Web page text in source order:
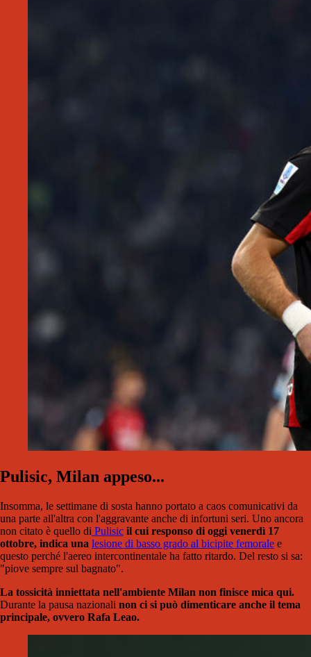
Pulisic, Milan appeso...
Insomma, le settimane di sosta hanno portato a caos comunicativi da
una parte all'altra con l'aggravante anche di infortuni seri. Uno ancora
non citato è quello di Pulisic il cui responso di oggi venerdì 17
ottobre, indica una lesione di basso grado al bicipite femorale e
questo perché l'aereo intercontinentale ha fatto ritardo. Del resto si sa:
"piove sempre sul bagnato".
La tossicità inniettata nell'ambiente Milan non finisce mica qui.
Durante la pausa nazionali non ci si può dimenticare anche il tema
principale, ovvero Rafa Leao.